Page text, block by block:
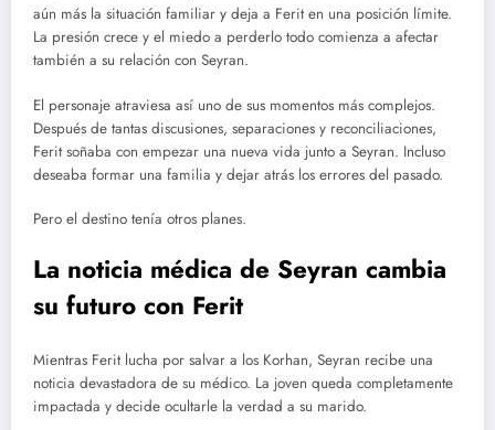
aún más la situación familiar y deja a Ferit en una posición límite.
La presión crece y el miedo a perderlo todo comienza a afectar
también a su relación con Seyran.
El personaje atraviesa así uno de sus momentos más complejos.
Después de tantas discusiones, separaciones y reconciliaciones,
Ferit soñaba con empezar una nueva vida junto a Seyran. Incluso
deseaba formar una familia y dejar atrás los errores del pasado.
Pero el destino tenía otros planes.
La noticia médica de Seyran cambia
su futuro con Ferit
Mientras Ferit lucha por salvar a los Korhan, Seyran recibe una
noticia devastadora de su médico. La joven queda completamente
impactada y decide ocultarle la verdad a su marido.